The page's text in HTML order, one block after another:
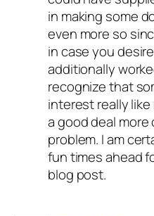
in making some
even more so
in case you
additionally
recognize that
interest really
a good deal
problem. I am
fun times ahead
blog post.